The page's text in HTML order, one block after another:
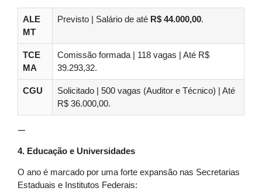
ALE
MT
Previsto | Salário de até R$ 44.000,00.
TCE
MA
Comissão formada | 118 vagas | Até R$
39.293,32.
CGU
Solicitado | 500 vagas (Auditor e Técnico) | Até
R$ 36.000,00.
—
4. Educação e Universidades
O ano é marcado por uma forte expansão nas Secretarias
Estaduais e Institutos Federais: